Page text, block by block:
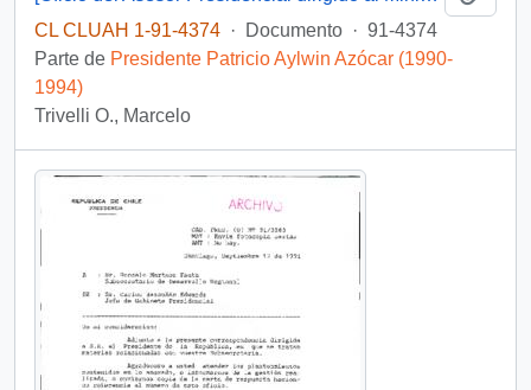
CL CLUAH 1-91-4374 · Documento · 91-4374
Parte de Presidente Patricio Aylwin Azócar (1990-
1994)
Trivelli O., Marcelo